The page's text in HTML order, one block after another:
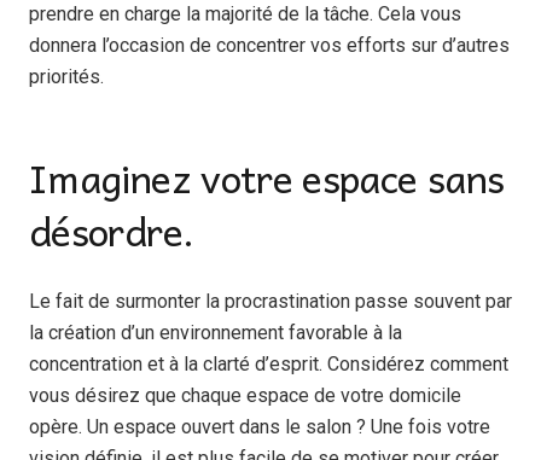
prendre en charge la majorité de la tâche. Cela vous
donnera l’occasion de concentrer vos efforts sur d’autres
priorités.
Imaginez votre espace sans
désordre.
Le fait de surmonter la procrastination passe souvent par
la création d’un environnement favorable à la
concentration et à la clarté d’esprit. Considérez comment
vous désirez que chaque espace de votre domicile
opère. Un espace ouvert dans le salon ? Une fois votre